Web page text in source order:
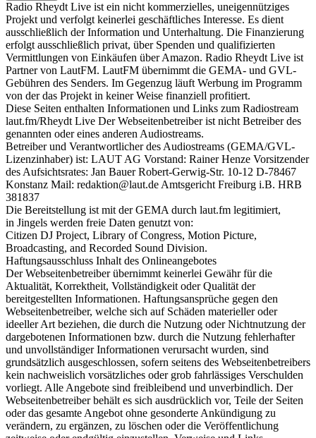
Radio Rheydt Live ist ein nicht kommerzielles, uneigennütziges
Projekt und verfolgt keinerlei geschäftliches Interesse. Es dient
ausschließlich der Information und Unterhaltung. Die Finanzierung
erfolgt ausschließlich privat, über Spenden und qualifizierten
Vermittlungen von Einkäufen über Amazon. Radio Rheydt Live ist
Partner von LautFM. LautFM übernimmt die GEMA- und GVL-
Gebühren des Senders. Im Gegenzug läuft Werbung im Programm
von der das Projekt in keiner Weise finanziell profitiert.
Diese Seiten enthalten Informationen und Links zum Radiostream
laut.fm/Rheydt Live Der Webseitenbetreiber ist nicht Betreiber des
genannten oder eines anderen Audiostreams.
Betreiber und Verantwortlicher des Audiostreams (GEMA/GVL-
Lizenzinhaber) ist: LAUT AG Vorstand: Rainer Henze Vorsitzender
des Aufsichtsrates: Jan Bauer Robert-Gerwig-Str. 10-12 D-78467
Konstanz Mail: redaktion@laut.de Amtsgericht Freiburg i.B. HRB
381837
Die Bereitstellung ist mit der GEMA durch laut.fm legitimiert,
in Jingels werden freie Daten genutzt von:
Citizen DJ Project, Library of Congress, Motion Picture,
Broadcasting, and Recorded Sound Division.
Haftungsausschluss Inhalt des Onlineangebotes
Der Webseitenbetreiber übernimmt keinerlei Gewähr für die
Aktualität, Korrektheit, Vollständigkeit oder Qualität der
bereitgestellten Informationen. Haftungsansprüche gegen den
Webseitenbetreiber, welche sich auf Schäden materieller oder
ideeller Art beziehen, die durch die Nutzung oder Nichtnutzung der
dargebotenen Informationen bzw. durch die Nutzung fehlerhafter
und unvollständiger Informationen verursacht wurden, sind
grundsätzlich ausgeschlossen, sofern seitens des Webseitenbetreibers
kein nachweislich vorsätzliches oder grob fahrlässiges Verschulden
vorliegt. Alle Angebote sind freibleibend und unverbindlich. Der
Webseitenbetreiber behält es sich ausdrücklich vor, Teile der Seiten
oder das gesamte Angebot ohne gesonderte Ankündigung zu
verändern, zu ergänzen, zu löschen oder die Veröffentlichung